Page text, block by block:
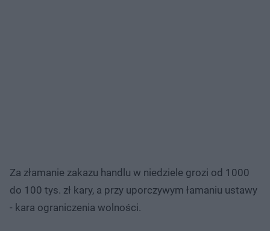
Za złamanie zakazu handlu w niedziele grozi od 1000
do 100 tys. zł kary, a przy uporczywym łamaniu ustawy
- kara ograniczenia wolności.